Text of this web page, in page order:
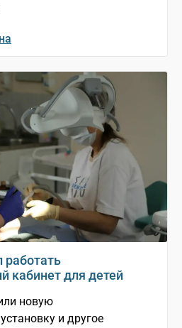
работать
кабинет для детей
новую
и другое